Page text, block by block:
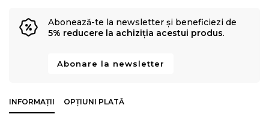
Abonează-te la newsletter și beneficiezi de
5% reducere la achiziția acestui produs.
Abonare la newsletter
INFORMAȚII OPȚIUNI PLATĂ